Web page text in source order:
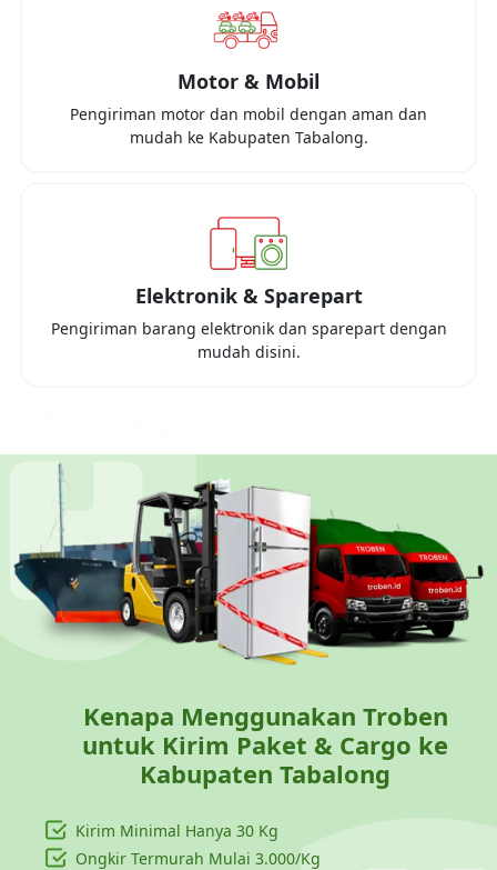
Motor & Mobil
Pengiriman motor dan mobil dengan aman dan
mudah ke Kabupaten Tabalong.
Elektronik & Sparepart
Pengiriman barang elektronik dan sparepart dengan
mudah disini.
Kenapa Menggunakan Troben
untuk Kirim Paket & Cargo ke
Kabupaten Tabalong
Kirim Minimal Hanya 30 Kg
Ongkir Termurah Mulai 3.000/Kg